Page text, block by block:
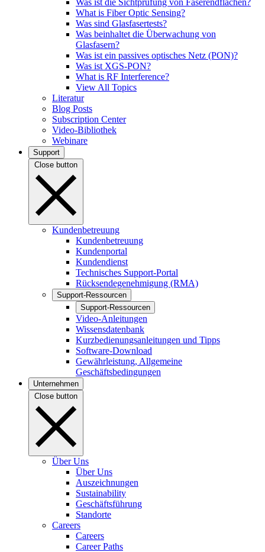
Was ist die Sichtprüfung von Faserendflächen?
What is Fiber Optic Sensing?
Was sind Glasfasertests?
Was beinhaltet die Überwachung von
Glasfasern?
Was ist ein passives optisches Netz (PON)?
Was ist XGS-PON?
What is RF Interference?
View All Topics
Literatur
Blog Posts
Subscription Center
Video-Bibliothek
Webinare
Support
Close button
Kundenbetreuung
Kundenbetreuung
Kundenportal
Kundendienst
Technisches Support-Portal
Rücksendegenehmigung (RMA)
Support-Ressourcen
Support-Ressourcen
Video-Anleitungen
Wissensdatenbank
Kurzbedienungsanleitungen und Tipps
Software-Download
Gewährleistung, Allgemeine
Geschäftsbedingungen
Unternehmen
Close button
Über Uns
Über Uns
Auszeichnungen
Sustainability
Geschäftsführung
Standorte
Careers
Careers
Career Paths